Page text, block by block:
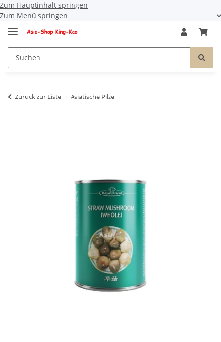
Zum Hauptinhalt springen
Zum Menü springen
Zurück zur Liste Asiatische Pilze